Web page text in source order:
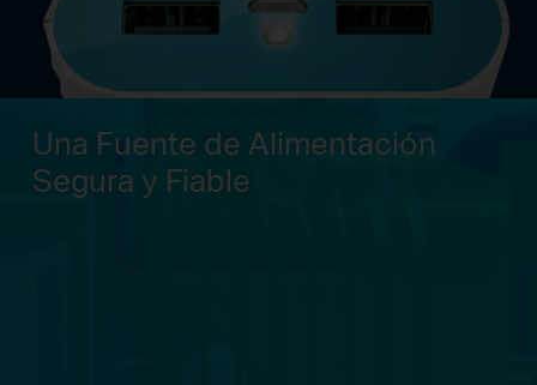
Una Fuente de Alimentación
Segura y Fiable